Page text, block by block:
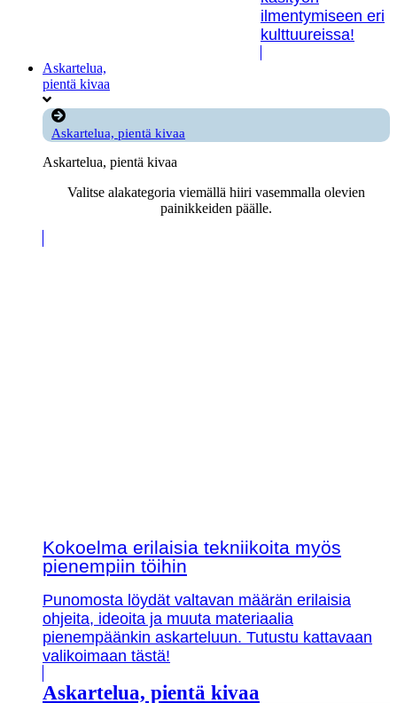
ilmentymiseen eri
kulttuureissa!
Askartelua,
pientä kivaa
Askartelua, pientä kivaa
Askartelua, pientä kivaa
Valitse alakategoria viemällä hiiri vasemmalla olevien
painikkeiden päälle.
Kokoelma erilaisia tekniikoita myös
pienempiin töihin
Punomosta löydät valtavan määrän erilaisia
ohjeita, ideoita ja muuta materiaalia
pienempäänkin askarteluun. Tutustu kattavaan
valikoimaan tästä!
Askartelua, pientä kivaa